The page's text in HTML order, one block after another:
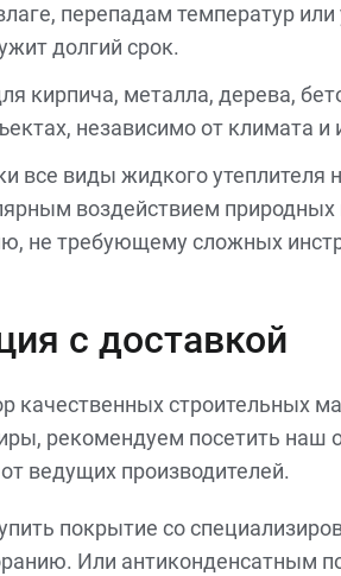
перепадам температур
долгий срок.
кирпича, металла, дерева,
независимо от климата
все виды жидкого
воздействием
не требующему сложных
с доставкой
строительных
рекомендуем посетить наш
ведущих производителей.
покрытие со
Или антиконденсатным